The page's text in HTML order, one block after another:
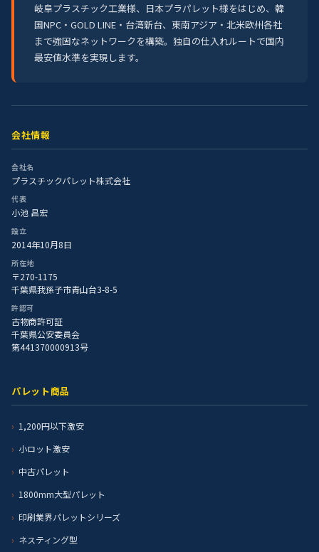
岐阜プラスチック工業様、日本プラパレット様をはじめ、韓
国NPC・GOLD LINE・台湾新台、東南アジア・北米欧州各社
まで強固なネットワークを構築。独自の仕入れルートで国内
最安値水準を実現します。
会社情報
会社名
プラスチックパレット株式会社
代表
小池 昌宏
設立
2014年10月8日
所在地
〒270-1175
千葉県我孫子市青山台3-8-5
許認可
古物商許可証
千葉県公安委員会
第441370000913号
パレット商品
1,200円以下激安
小ロット激安
中古パレット
1800mm大型パレット
印刷業界パレットシリーズ
ネスティング型